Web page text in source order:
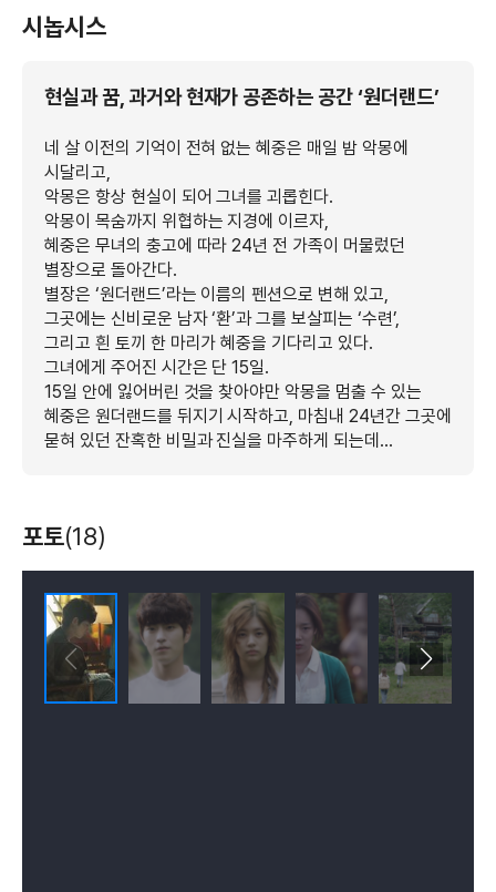
시놉시스
현실과 꿈, 과거와 현재가 공존하는 공간 ‘원더랜드’
네 살 이전의 기억이 전혀 없는 혜중은 매일 밤 악몽에
시달리고,
악몽은 항상 현실이 되어 그녀를 괴롭힌다.
악몽이 목숨까지 위협하는 지경에 이르자,
혜중은 무녀의 충고에 따라 24년 전 가족이 머물렀던
별장으로 돌아간다.
별장은 ‘원더랜드’라는 이름의 펜션으로 변해 있고,
그곳에는 신비로운 남자 ‘환’과 그를 보살피는 ‘수련’,
그리고 흰 토끼 한 마리가 혜중을 기다리고 있다.
그녀에게 주어진 시간은 단 15일.
15일 안에 잃어버린 것을 찾아야만 악몽을 멈출 수 있는
혜중은 원더랜드를 뒤지기 시작하고, 마침내 24년간 그곳에
묻혀 있던 잔혹한 비밀과 진실을 마주하게 되는데...
포토(18)